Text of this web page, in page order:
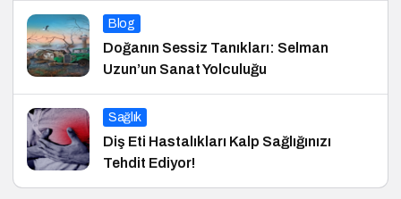
Blog
Doğanın Sessiz Tanıkları: Selman
Uzun’un Sanat Yolculuğu
Sağlık
Diş Eti Hastalıkları Kalp Sağlığınızı
Tehdit Ediyor!